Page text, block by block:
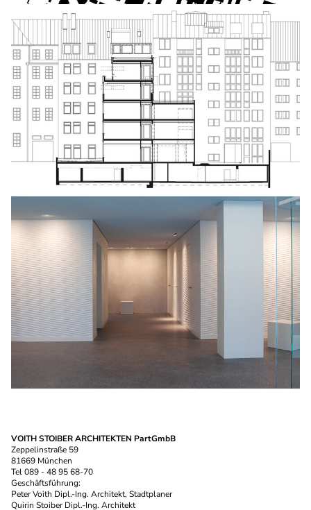
VOITH STOIBER ARCHITEKTEN PartGmbB
Zeppelinstraße 59
81669 München
Tel 089 - 48 95 68-70
Geschäftsführung:
Peter Voith Dipl.-Ing. Architekt, Stadtplaner
Quirin Stoiber Dipl.-Ing. Architekt